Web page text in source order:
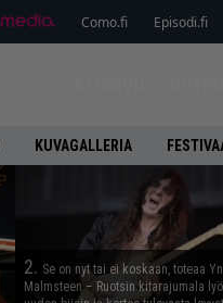
Como.fi Episodi.fi
KUVAGALLERIA
2. Se on nyt tai ei koskaan, toteaa
Malmsteen – Ruotsin kitarajumala